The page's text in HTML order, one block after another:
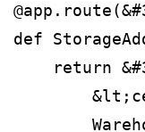
def
return